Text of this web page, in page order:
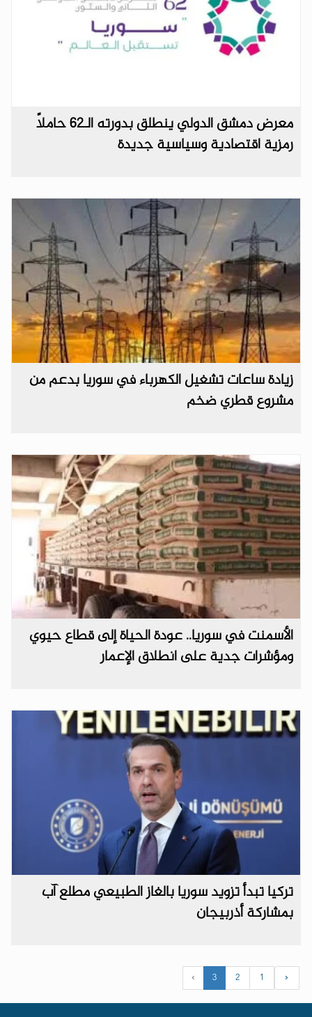
معرض دمشق الدولي ينطلق بدورته الـ62 حاملاً
رمزية اقتصادية وسياسية جديدة
زيادة ساعات تشغيل الكهرباء في سوريا بدعم من
مشروع قطري ضخم
الأسمنت في سوريا.. عودة الحياة إلى قطاع حيوي
ومؤشرات جدية على انطلاق الإعمار
تركيا تبدأ تزويد سوريا بالغاز الطبيعي مطلع آب
بمشاركة أذربيجان
‹
1
2
3
›